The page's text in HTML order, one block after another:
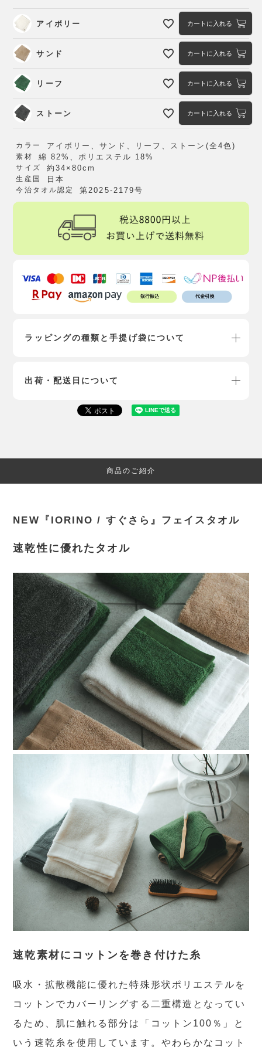
アイボリー カートに入れる
サンド カートに入れる
リーフ カートに入れる
ストーン カートに入れる
カラー アイボリー、サンド、リーフ、ストーン(全4色)
素材 綿 82%、ポリエステル 18%
サイズ 約34×80cm
生産国 日本
今治タオル認定 第2025-2179号
ラッピングの種類と手提げ袋について
出荷・配送日について
商品のご紹介
NEW『IORINO / すぐさら』フェイスタオル
速乾性に優れたタオル
速乾素材にコットンを巻き付けた糸
吸水・拡散機能に優れた特殊形状ポリエステルを
コットンでカバーリングする二重構造となってい
るため、肌に触れる部分は「コットン100％」と
いう速乾糸を使用しています。やわらかなコット